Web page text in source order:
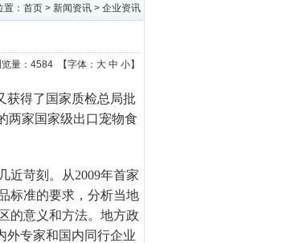
置： 首页 > 新闻资讯 > 企业资讯
量：4584 【字体： 大 中 小】
获得了国家质检总局批
两家国家级出口宠物食
近苛刻。从2009年首家
标准的要求，分析当地
的意义和方法。地方政
外专家和国内同行企业